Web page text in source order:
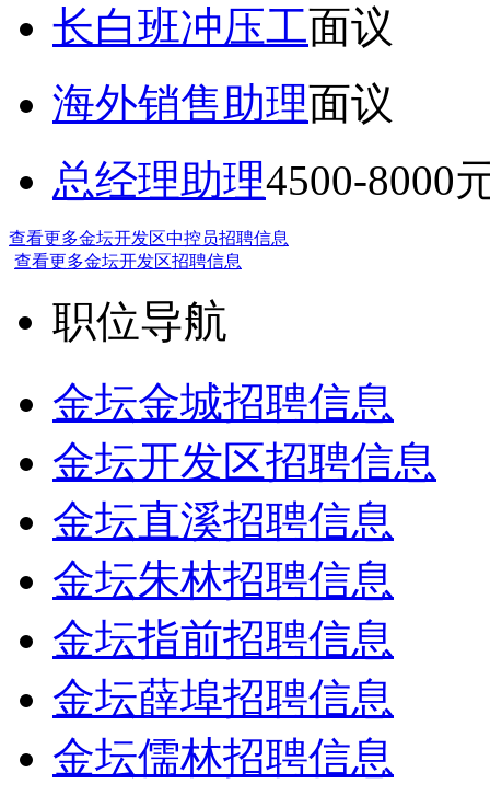
长白班冲压工面议
海外销售助理面议
总经理助理4500-8000
查看更多金坛开发区中控员招聘信息
查看更多金坛开发区招聘信息
职位导航
金坛金城招聘信息
金坛开发区招聘信息
金坛直溪招聘信息
金坛朱林招聘信息
金坛指前招聘信息
金坛薛埠招聘信息
金坛儒林招聘信息